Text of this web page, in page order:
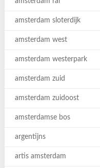
amsterdam sloterdijk
amsterdam west
amsterdam westerpark
amsterdam zuid
amsterdam zuidoost
amsterdamse bos
argentijns
artis amsterdam